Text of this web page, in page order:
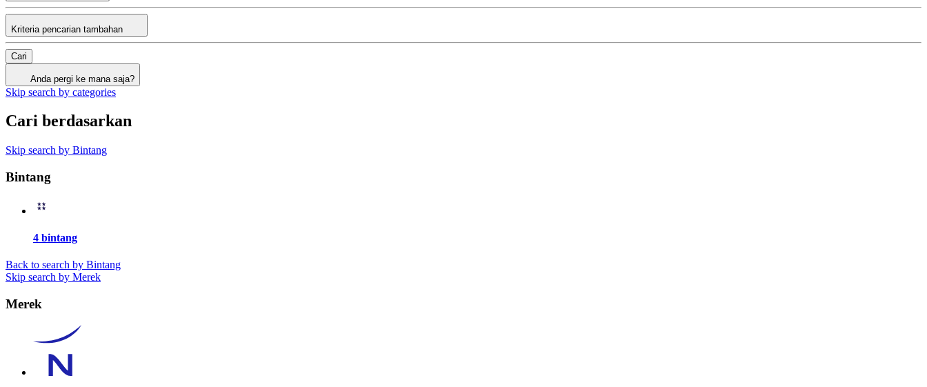
Kriteria pencarian tambahan
Cari
Anda pergi ke mana saja?
Skip search by categories
Cari berdasarkan
Skip search by Bintang
Bintang
4 bintang
Back to search by Bintang
Skip search by Merek
Merek